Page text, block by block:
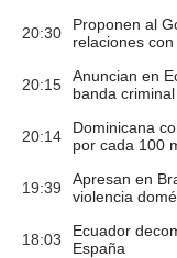
20:30
Proponen al
relaciones
20:15
Anuncian en
banda criminal
20:14
Dominicana
por cada 100
19:39
Apresan en
violencia
18:03
Ecuador
España